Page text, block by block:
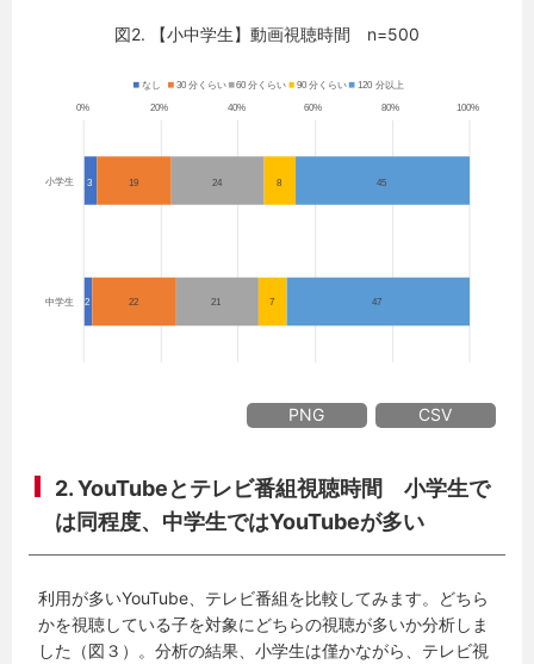
図2. 【小中学生】動画視聴時間 n=500
PNG CSV
2.YouTubeとテレビ番組視聴時間 小学生で
は同程度、中学生ではYouTubeが多い
利用が多いYouTube、テレビ番組を比較してみます。どちら
かを視聴している子を対象にどちらの視聴が多いか分析しま
した（図３）。分析の結果、小学生は僅かながら、テレビ視